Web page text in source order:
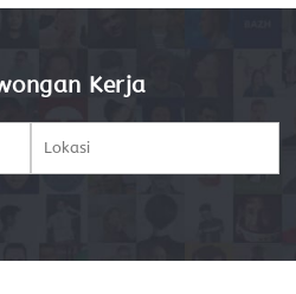
Kerja